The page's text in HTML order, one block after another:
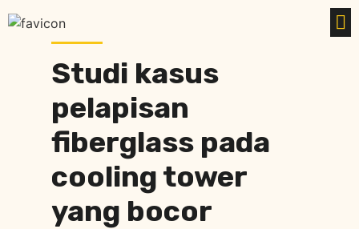
Studi kasus
pelapisan
fiberglass pada
cooling tower
yang bocor